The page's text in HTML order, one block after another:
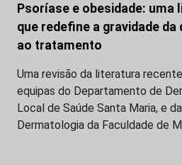
Psoríase e obesidade: uma
que redefine a gravidade
ao tratamento
Uma revisão da literatura
equipas do Departamento de
Local de Saúde Santa Maria, e
Dermatologia da Faculdade de